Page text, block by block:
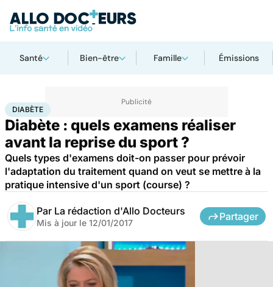
Santé Bien-être Famille Émissions
AccueilBien-être Diabète
DIABÈTE
Diabète : quels examens réaliser
avant la reprise du sport ?
Quels types d'examens doit-on passer pour prévoir
l'adaptation du traitement quand on veut se mettre à la
pratique intensive d'un sport (course) ?
Par La rédaction d'Allo Docteurs
Mis à jour le 12/01/2017
Partager